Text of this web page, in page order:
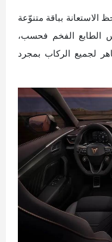
الاستعانة بباقة متنوّعة
الطابع الفخم فحسب،
لجميع الركاب بمجرد